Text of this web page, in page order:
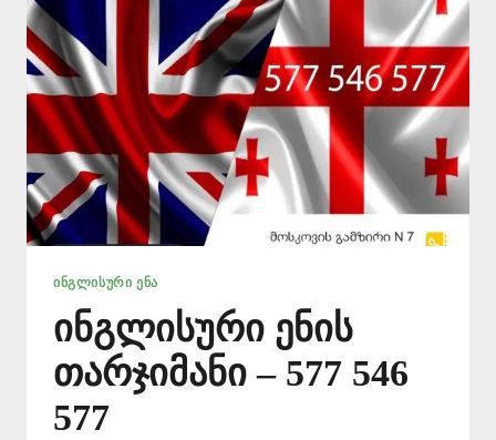
ᲘᲜᲒᲚᲘᲡᲣᲠᲘ ᲔᲜᲐ
ინგლისური ენის
თარჯიმანი – 577 546
577